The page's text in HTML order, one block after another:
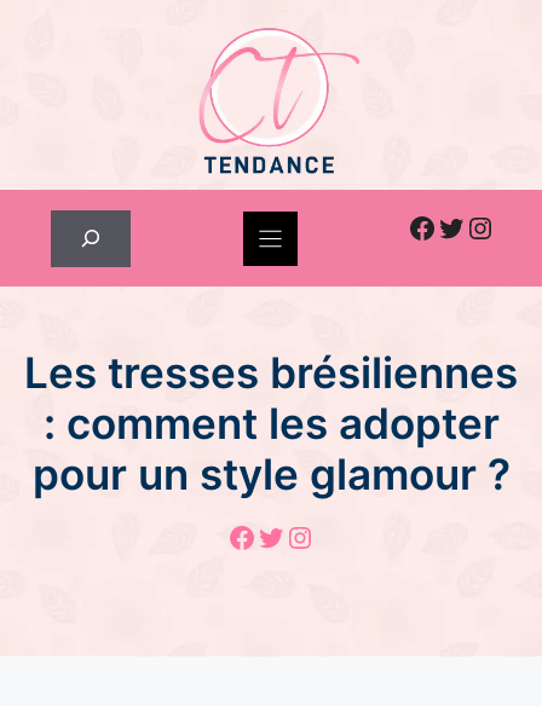
Facebook
Twitter
Les tresses brésiliennes
: comment les adopter
pour un style glamour ?
Facebook
Twitter
Instagram